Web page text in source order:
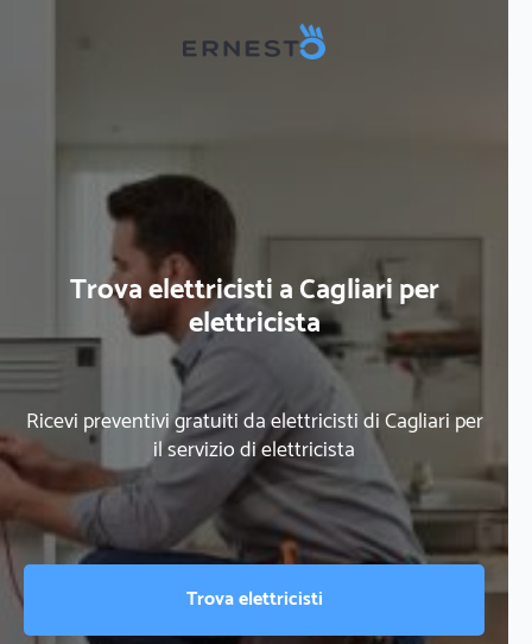
Trova elettricisti a Cagliari per
elettricista
Ricevi preventivi gratuiti da elettricisti di Cagliari per
il servizio di elettricista
Trova elettricisti